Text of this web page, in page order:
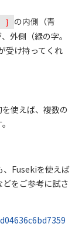
}
の内側（青
外側（緑の字。
受け持ってくれ
を使えば、複数の
、Fusekiを使えば
をご参考に試さ